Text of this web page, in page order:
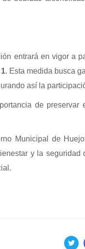
entrará en vigor a
. Esta medida busca
así la
de
Municipal de
y la